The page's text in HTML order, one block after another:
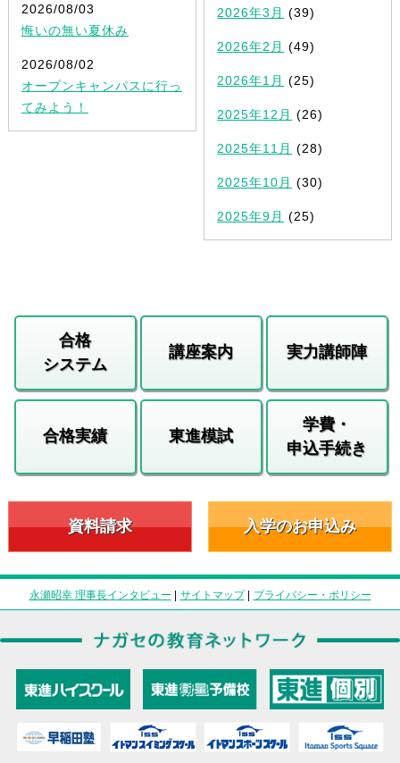
2026/08/03
悔いの無い夏休み
2026/08/02
オープンキャンパスに行っ
てみよう！
2026年3月 (39)
2026年2月 (49)
2026年1月 (25)
2025年12月 (26)
2025年11月 (28)
2025年10月 (30)
2025年9月 (25)
合格
システム
講座案内 実力講師陣
合格実績 東進模試
学費・
申込手続き
資料請求 入学のお申込み
永瀬昭幸 理事長インタビュー | サイトマップ| プライバシー・ポリシー